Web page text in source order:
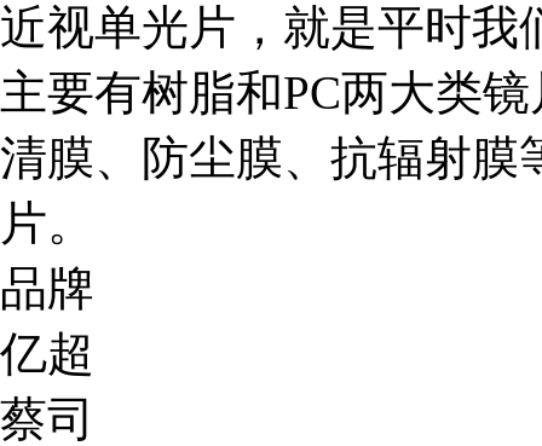
近视单光片，就是平时我
主要有树脂和PC两大类
清膜、防尘膜、抗辐射膜
片。
品牌
亿超
蔡司